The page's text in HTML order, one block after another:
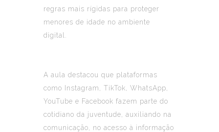
regras mais rígidas para proteger
menores de idade no ambiente
digital.
A aula destacou que plataformas
como Instagram, TikTok, WhatsApp,
YouTube e Facebook fazem parte do
cotidiano da juventude, auxiliando na
comunicação, no acesso à informação